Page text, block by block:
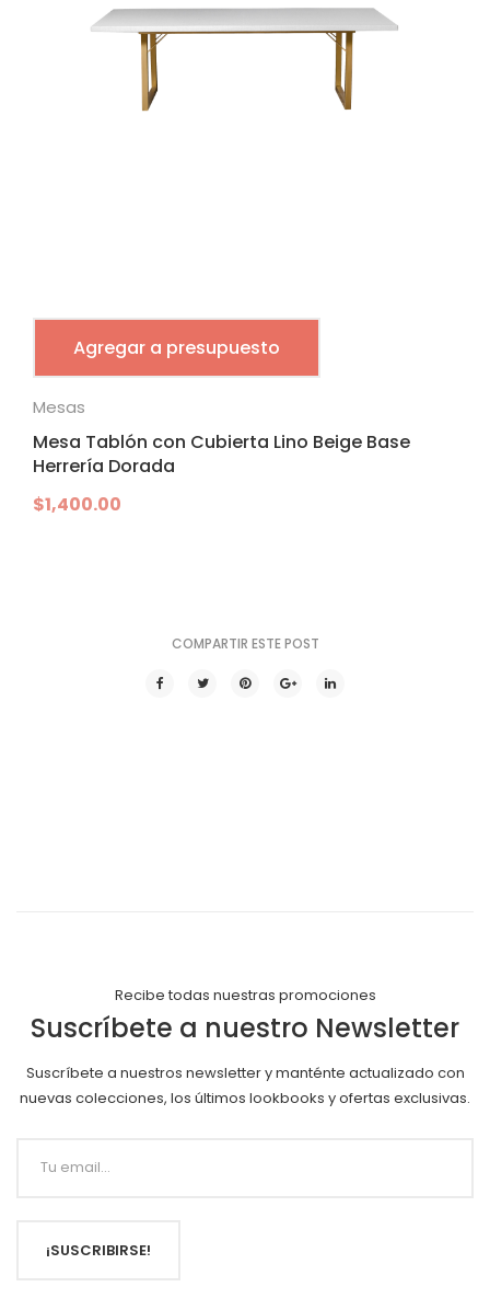
Agregar a presupuesto
Mesas
Mesa Tablón con Cubierta Lino Beige Base
Herrería Dorada
$1,400.00
COMPARTIR ESTE POST
Recibe todas nuestras promociones
Suscríbete a nuestro Newsletter
Suscríbete a nuestros newsletter y manténte actualizado con
nuevas colecciones, los últimos lookbooks y ofertas exclusivas.
¡SUSCRIBIRSE!